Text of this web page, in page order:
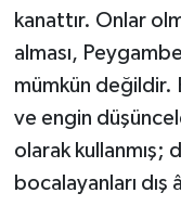
kanattır. Onlar
alması,
mümkün değildir.
ve engin
olarak kullanmış;
bocalayanları
Karabük
Karaman
Kars
Kastamonu